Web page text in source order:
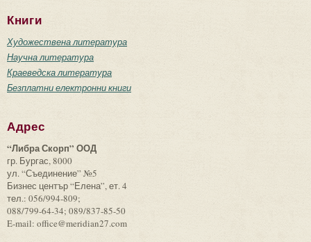
Книги
Художествена литература
Научна литература
Краеведска литература
Безплатни електронни книги
Адрес
“Либра Скорп” ООД
гр. Бургас, 8000
ул. “Съединение” №5
Бизнес център “Елена”, ет. 4
тел.: 056/994-809;
088/799-64-34; 089/837-85-50
E-mail: office@meridian27.com